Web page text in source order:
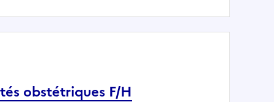
obstétriques F/H